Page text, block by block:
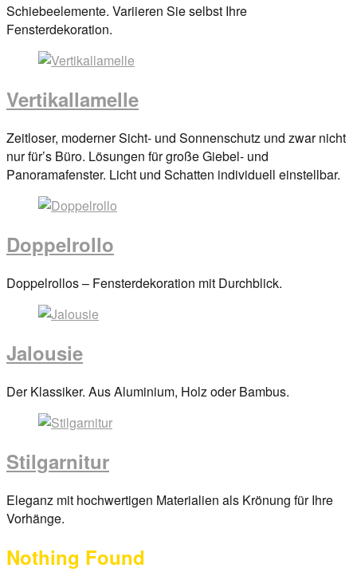
Posted
on
anova
Schiebeelemente. Variieren Sie selbst Ihre
Fensterdekoration.
Vertikallamelle
Posted
on
29.
By
Zeitloser, moderner Sicht- und Sonnenschutz und zwar nicht
nur für’s Büro. Lösungen für große Giebel- und
Panoramafenster. Licht und Schatten individuell einstellbar.
Doppelrollo
Posted
2017By
Doppelrollos – Fensterdekoration mit Durchblick.
Jalousie
Posted
2017 By
Der Klassiker. Aus Aluminium, Holz oder Bambus.
Stilgarnitur
Posted
on
März
Eleganz mit hochwertigen Materialien als Krönung für Ihre
Vorhänge.
Nothing Found